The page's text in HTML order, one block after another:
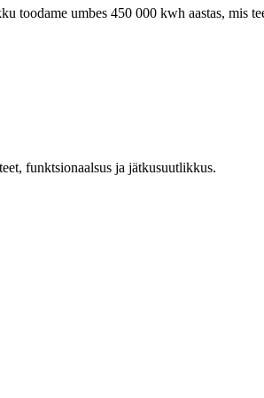
toodame umbes 450 000 kwh aastas, mis
funktsionaalsus ja jätkusuutlikkus.